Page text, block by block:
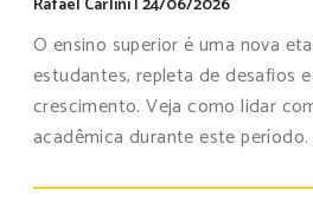
Rafael Carlini|24/06/2026
O ensino superior é uma nova
estudantes, repleta de desafios
crescimento. Veja como lidar
acadêmica durante este período.